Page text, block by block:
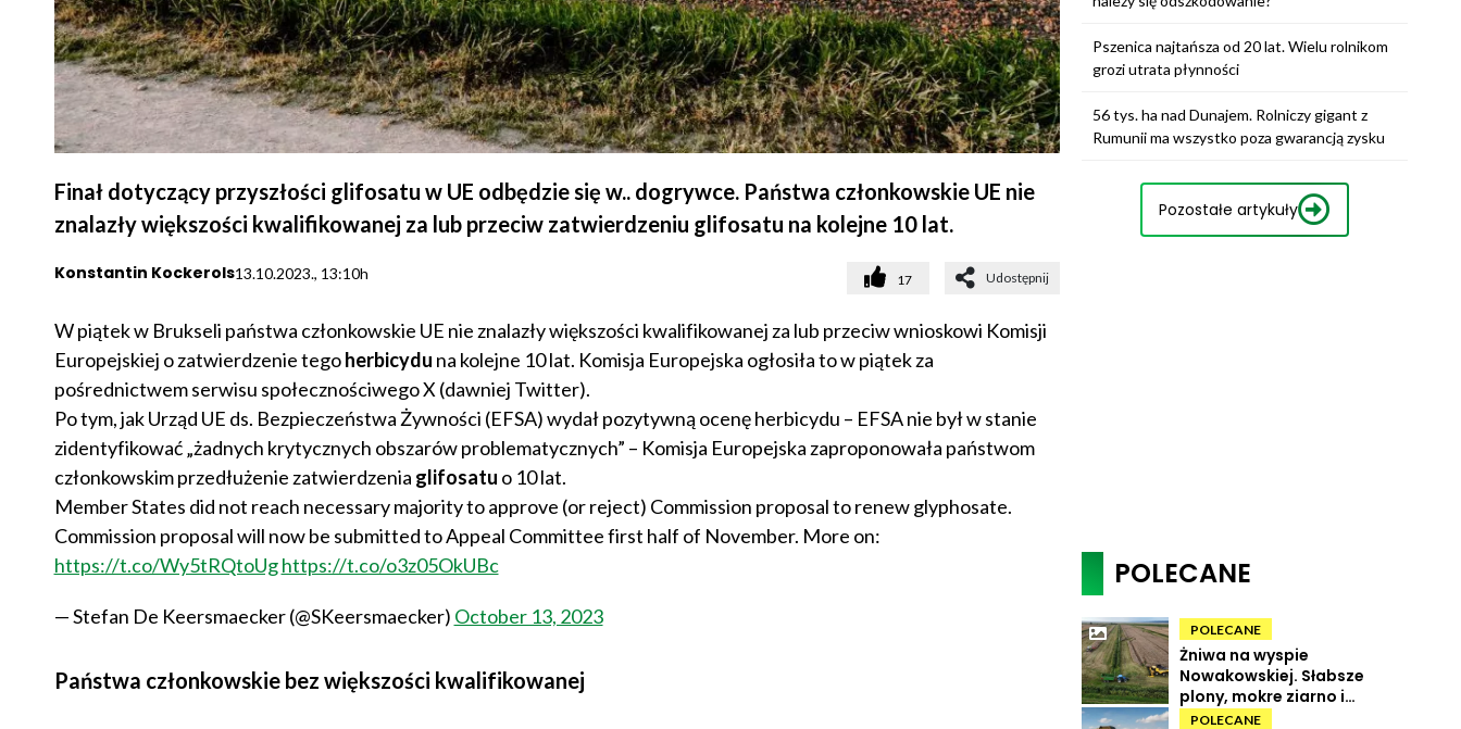
Finał dotyczący przyszłości glifosatu w UE odbędzie się w.. dogrywce. Państwa członkowskie UE nie
znalazły większości kwalifikowanej za lub przeciw zatwierdzeniu glifosatu na kolejne 10 lat.
Konstantin Kockerols13.10.2023., 13:10h 17 Udostępnij
W piątek w Brukseli państwa członkowskie UE nie znalazły większości kwalifikowanej za lub przeciw wnioskowi Komisji
Europejskiej o zatwierdzenie tegoherbicydu na kolejne 10 lat. Komisja Europejska ogłosiła to w piątek za
pośrednictwem serwisu społecznościwego X (dawniej Twitter).
Po tym, jak Urząd UE ds. Bezpieczeństwa Żywności (EFSA) wydał pozytywną ocenę herbicydu – EFSA nie był w stanie
zidentyfikować „żadnych krytycznych obszarów problematycznych” – Komisja Europejska zaproponowała państwom
członkowskim przedłużenie zatwierdzenia glifosatu o 10 lat.
Member States did not reach necessary majority to approve (or reject) Commission proposal to renew glyphosate.
Commission proposal will now be submitted to Appeal Committee first half of November. More on:
https://t.co/Wy5tRQtoUg https://t.co/o3z05OkUBc
— Stefan De Keersmaecker (@SKeersmaecker) October 13, 2023
Państwa członkowskie bez większości kwalifikowanej
Pszenica najtańsza od 20 lat. Wielu rolnikom
grozi utrata płynności
56 tys. ha nad Dunajem. Rolniczy gigant z
Rumunii ma wszystko poza gwarancją zysku
Pozostałe artykuły
POLECANE
POLECANE
Żniwa na wyspie
Nowakowskiej. Słabsze
plony, mokre ziarno i
wysokie koszty
POLECANE